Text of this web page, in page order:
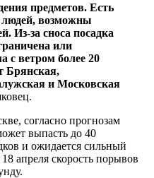
предметов. Есть
людей, возможны
Из-за сноса посадка
или
с ветром более 20
Брянская,
и Московская
согласно прогнозам
выпасть до 40
и ожидается сильный
апреля скорость порывов